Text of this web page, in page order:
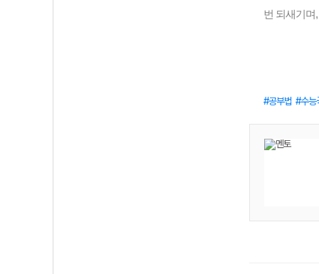
번 되새기며
공부법 수능